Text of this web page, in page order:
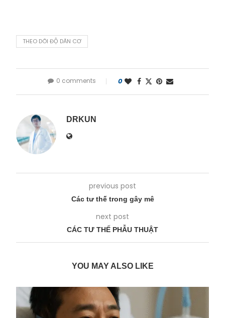
THEO DÕI ĐỘ DÃN CƠ
0 comments 0
DRKUN
previous post
Các tư thế trong gây mê
next post
CÁC TƯ THẾ PHẪU THUẬT
YOU MAY ALSO LIKE